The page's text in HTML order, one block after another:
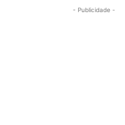
- Publicidade -